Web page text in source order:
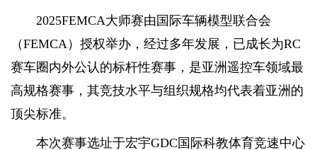
2025FEMCA大师赛由国际车辆模型联合会
（FEMCA）授权举办，经过多年发展，已成长为RC
赛车圈内外公认的标杆性赛事，是亚洲遥控车领域最
高规格赛事，其竞技水平与组织规格均代表着亚洲的
顶尖标准。
本次赛事选址于宏宇GDC国际科教体育竞速中心